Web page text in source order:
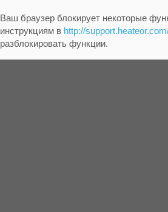
Ваш браузер блокирует некоторые
инструкциям в http://
разблокировать функции.